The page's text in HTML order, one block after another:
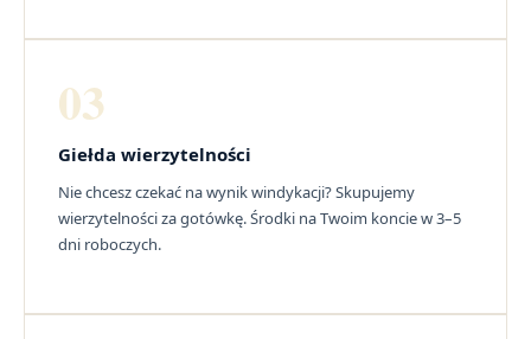
03
Giełda wierzytelności
Nie chcesz czekać na wynik windykacji? Skupujemy
wierzytelności za gotówkę. Środki na Twoim koncie w 3–5
dni roboczych.